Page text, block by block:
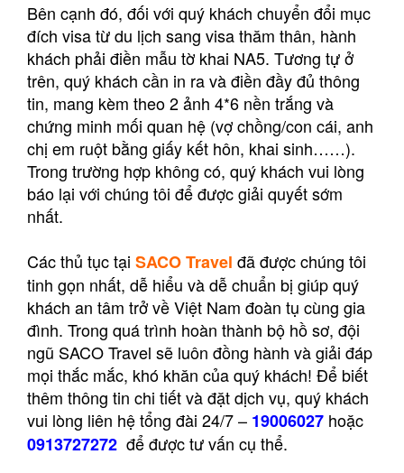
Bên cạnh đó, đối với quý khách chuyển đổi mục
đích visa từ du lịch sang visa thăm thân, hành
khách phải điền mẫu tờ khai NA5. Tương tự ở
trên, quý khách cần in ra và điền đầy đủ thông
tin, mang kèm theo 2 ảnh 4*6 nền trắng và
chứng minh mối quan hệ (vợ chồng/con cái, anh
chị em ruột bằng giấy kết hôn, khai sinh……).
Trong trường hợp không có, quý khách vui lòng
báo lại với chúng tôi để được giải quyết sớm
nhất.
Các thủ tục tại SACO Travel đã được chúng tôi
tinh gọn nhất, dễ hiểu và dễ chuẩn bị giúp quý
khách an tâm trở về Việt Nam đoàn tụ cùng gia
đình. Trong quá trình hoàn thành bộ hồ sơ, đội
ngũ SACO Travel sẽ luôn đồng hành và giải đáp
mọi thắc mắc, khó khăn của quý khách! Để biết
thêm thông tin chi tiết và đặt dịch vụ, quý khách
vui lòng liên hệ tổng đài 24/7 – 19006027 hoặc
0913727272 để được tư vấn cụ thể.